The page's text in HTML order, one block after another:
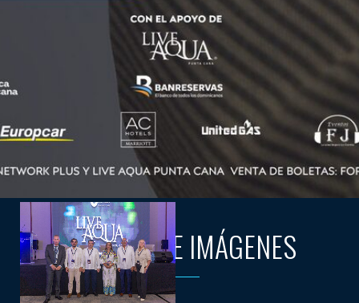
GALERÍA DE IMÁGENES